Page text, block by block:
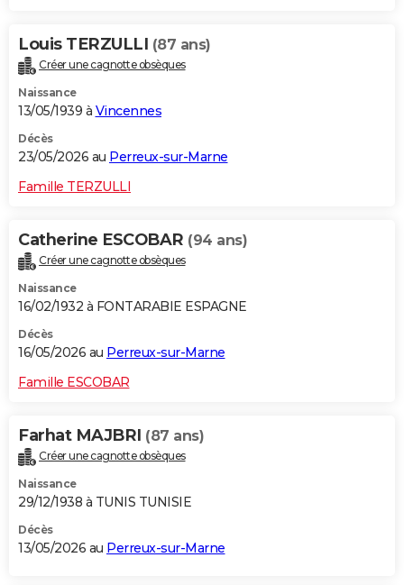
Louis TERZULLI (87 ans)
Créer une cagnotte obsèques
Naissance
13/05/1939 à Vincennes
Décès
23/05/2026 au Perreux-sur-Marne
Famille TERZULLI
Catherine ESCOBAR (94 ans)
Créer une cagnotte obsèques
Naissance
16/02/1932 à FONTARABIE ESPAGNE
Décès
16/05/2026 au Perreux-sur-Marne
Famille ESCOBAR
Farhat MAJBRI (87 ans)
Créer une cagnotte obsèques
Naissance
29/12/1938 à TUNIS TUNISIE
Décès
13/05/2026 au Perreux-sur-Marne